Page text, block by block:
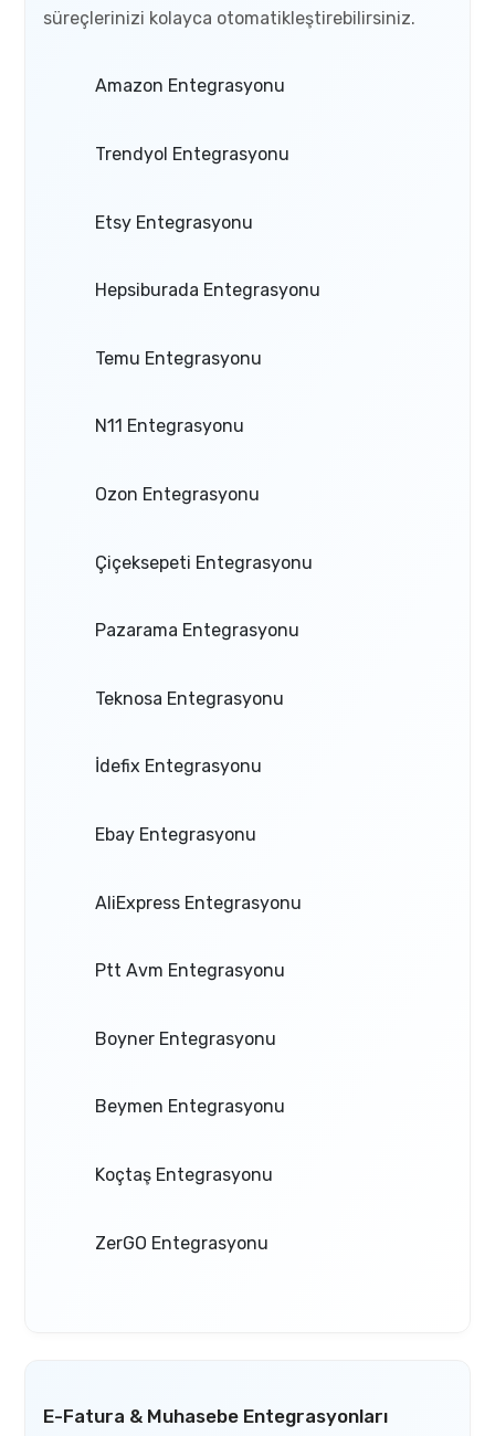
süreçlerinizi kolayca otomatikleştirebilirsiniz.
Amazon Entegrasyonu
Trendyol Entegrasyonu
Etsy Entegrasyonu
Hepsiburada Entegrasyonu
Temu Entegrasyonu
N11 Entegrasyonu
Ozon Entegrasyonu
Çiçeksepeti Entegrasyonu
Pazarama Entegrasyonu
Teknosa Entegrasyonu
İdefix Entegrasyonu
Ebay Entegrasyonu
AliExpress Entegrasyonu
Ptt Avm Entegrasyonu
Boyner Entegrasyonu
Beymen Entegrasyonu
Koçtaş Entegrasyonu
ZerGO Entegrasyonu
E-Fatura & Muhasebe Entegrasyonları